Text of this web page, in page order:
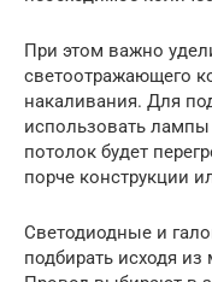
При этом важно
светоотражающего
накаливания. Для
использовать
потолок будет
порче конструкции
Светодиодные и
подбирать исходя